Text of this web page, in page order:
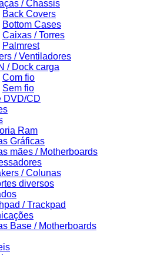
/ Chassis
Back Covers
Bottom Cases
Caixas / Torres
Palmrest
/ Ventiladores
/ Dock carga
Com fio
Sem fio
DVD/CD
Ram
Gráficas
mães / Motherboards
/ Colunas
diversos
/ Trackpad
Base / Motherboards